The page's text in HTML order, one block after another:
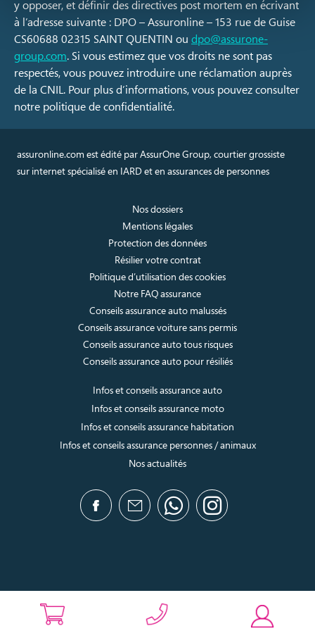
y opposer, et définir des directives post mortem en écrivant
à l’adresse suivante : DPO – Assuronline – 153 rue de Guise
CS60688 02315 SAINT QUENTIN ou dpo@assurone-
group.com. Si vous estimez que vos droits ne sont pas
respectés, vous pouvez introduire une réclamation auprès
de la CNIL. Pour plus d’informations, vous pouvez consulter
notre politique de confidentialité.
assuronline.com est édité par AssurOne Group, courtier grossiste
sur internet spécialisé en IARD et en assurances de personnes
Nos dossiers
Mentions légales
Protection des données
Résilier votre contrat
Politique d’utilisation des cookies
Notre FAQ assurance
Conseils assurance auto malussés
Conseils assurance voiture sans permis
Conseils assurance auto tous risques
Conseils assurance auto pour résiliés
Infos et conseils assurance auto
Infos et conseils assurance moto
Infos et conseils assurance habitation
Infos et conseils assurance personnes / animaux
Nos actualités